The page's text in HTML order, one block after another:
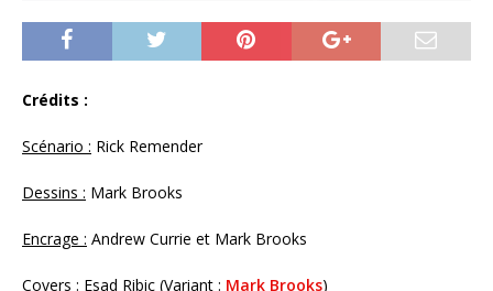
Crédits :
Scénario : Rick Remender
Dessins : Mark Brooks
Encrage : Andrew Currie et Mark Brooks
Covers : Esad Ribic (Variant : Mark Brooks)